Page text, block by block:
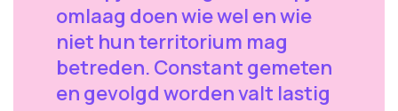
omlaag doen wie wel en wie
niet hun territorium mag
betreden. Constant gemeten
en gevolgd worden valt lastig